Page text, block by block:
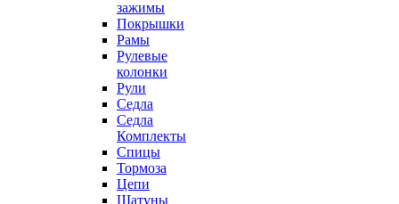
зажимы
Покрышки
Рамы
Рулевые
колонки
Рули
Седла
Седла
Комплекты
Спицы
Тормоза
Цепи
Шатуны